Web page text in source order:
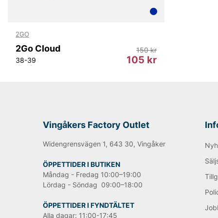
varumärket skapat en lojal kundbas som värdesätter
du kan förbättra din skovård idag.
Andra populära varumärken:
Björn Borg
2GO
2Go Cloud
38-39 105 kr
150 kr
Vingåkers Factory Outlet
Widengrensvägen 1, 643 30, Vingåker
ÖPPETTIDER I BUTIKEN
Måndag - Fredag 10:00–19:00
Lördag - Söndag 09:00–18:00
ÖPPETTIDER I FYNDTÄLTET
Alla dagar: 11:00-17:45